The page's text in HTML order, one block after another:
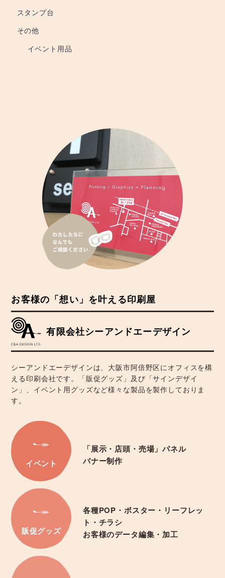
スタンプ台
その他
イベント用品
お客様の「想い」を叶える印刷屋
有限会社シーアンドエーデザイン
シーアンドエーデザインは、大阪市阿倍野区にオフィスを構
える印刷会社です。「販促グッズ」及び「サインデザイ
ン」、イベント用グッズなど様々な製品を製作しておりま
す。
イベント
「展示・店頭・売場」パネル
バナー制作
販促グッズ
各種POP・ポスター・リーフレッ
ト・チラシ
お客様のデータ編集・加工